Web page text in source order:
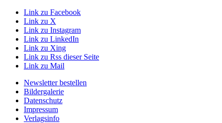
Link zu Facebook
Link zu X
Link zu Instagram
Link zu LinkedIn
Link zu Xing
Link zu Rss dieser Seite
Link zu Mail
Newsletter bestellen
Bildergalerie
Datenschutz
Impressum
Verlagsinfo